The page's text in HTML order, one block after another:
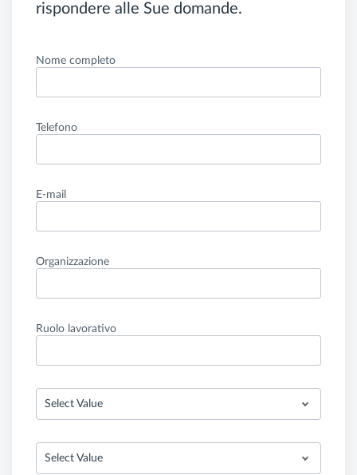
rispondere alle Sue domande.
Nome completo
Telefono
E-mail
Organizzazione
Ruolo lavorativo
Select Value
Select Value